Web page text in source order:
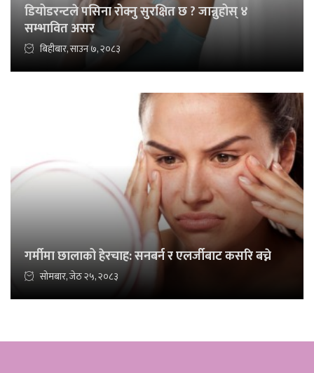
डियोडरन्टले पसिना रोक्नु सुरक्षित छ ? जान्नुहोस् ४
सम्भावित असर
बिहीबार, साउन ७, २०८३
गर्मीमा छालाको हेरचाह: सनबर्न र एलर्जीबाट कसरि बच्ने
सोमबार, जेठ २५, २०८३